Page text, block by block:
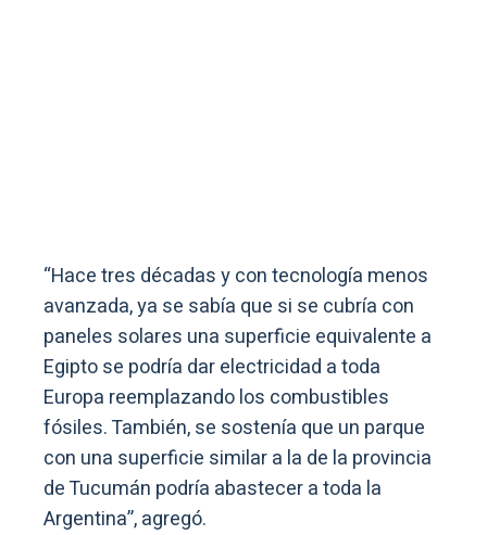
“Hace tres décadas y con tecnología menos
avanzada, ya se sabía que si se cubría con
paneles solares una superficie equivalente a
Egipto se podría dar electricidad a toda
Europa reemplazando los combustibles
fósiles. También, se sostenía que un parque
con una superficie similar a la de la provincia
de Tucumán podría abastecer a toda la
Argentina”, agregó.